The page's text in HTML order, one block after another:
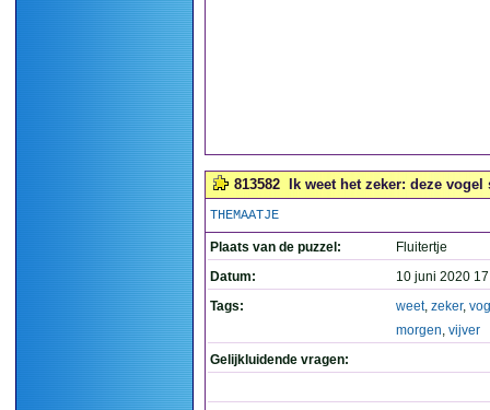
813582 Ik weet het zeker: deze
THEMAATJE
Plaats van de puzzel:
Fluitertje
Datum:
10 juni 2020
Tags:
weet, zeker,
morgen, vijver
Gelijkluidende vragen: